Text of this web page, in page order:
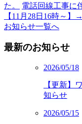
た。
電話回線工事に
【11月28日16時～】
→
お知らせ一覧へ
最新のお知らせ
2026/05/18
【更新】
知らせ
2026/05/15